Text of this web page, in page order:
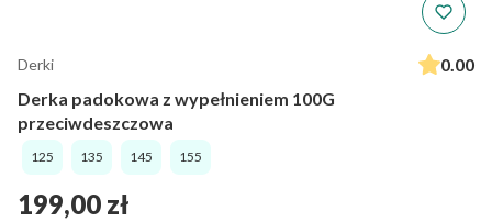
Derki
0.00
Derka padokowa z wypełnieniem 100G
przeciwdeszczowa
125 135 145 155
Cena
199,00 zł